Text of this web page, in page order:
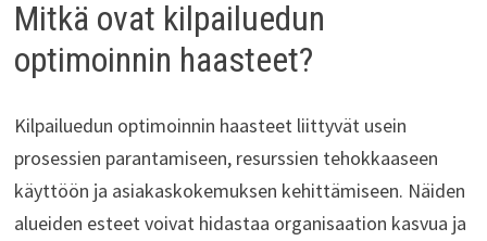
Mitkä ovat kilpailuedun
optimoinnin haasteet?
Kilpailuedun optimoinnin haasteet liittyvät usein
prosessien parantamiseen, resurssien tehokkaaseen
käyttöön ja asiakaskokemuksen kehittämiseen. Näiden
alueiden esteet voivat hidastaa organisaation kasvua ja